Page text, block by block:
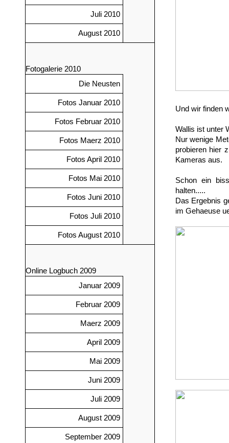
Juli 2010
August 2010
Fotogalerie 2010
Die Neusten
Fotos Januar 2010
Fotos Februar 2010
Fotos Maerz 2010
Fotos April 2010
Fotos Mai 2010
Fotos Juni 2010
Fotos Juli 2010
Fotos August 2010
Online Logbuch 2009
Januar 2009
Februar 2009
Maerz 2009
April 2009
Mai 2009
Juni 2009
Juli 2009
August 2009
September 2009
Und wir finden
Wallis ist unter
Nur wenige
probieren hier
Kameras aus.
Schon ein
halten.....
Das Ergebnis
im Gehaeuse